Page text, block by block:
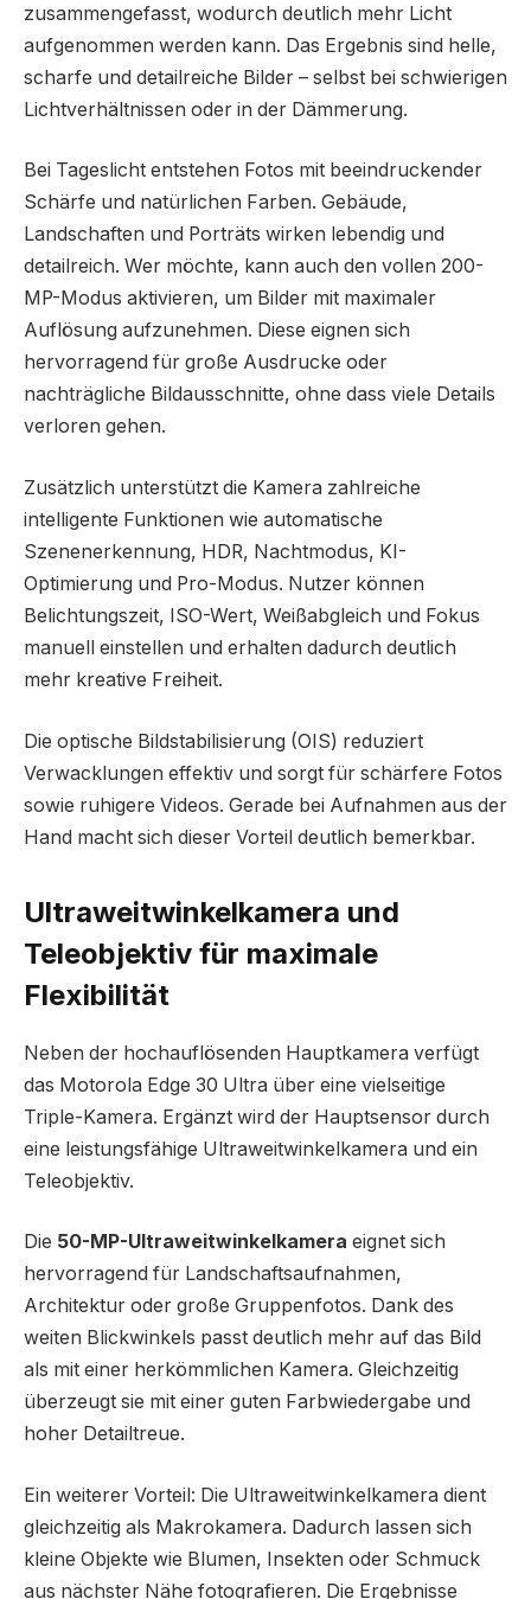
zusammengefasst, wodurch deutlich mehr Licht
aufgenommen werden kann. Das Ergebnis sind helle,
scharfe und detailreiche Bilder – selbst bei schwierigen
Lichtverhältnissen oder in der Dämmerung.
Bei Tageslicht entstehen Fotos mit beeindruckender
Schärfe und natürlichen Farben. Gebäude,
Landschaften und Porträts wirken lebendig und
detailreich. Wer möchte, kann auch den vollen 200-
MP-Modus aktivieren, um Bilder mit maximaler
Auflösung aufzunehmen. Diese eignen sich
hervorragend für große Ausdrucke oder
nachträgliche Bildausschnitte, ohne dass viele Details
verloren gehen.
Zusätzlich unterstützt die Kamera zahlreiche
intelligente Funktionen wie automatische
Szenenerkennung, HDR, Nachtmodus, KI-
Optimierung und Pro-Modus. Nutzer können
Belichtungszeit, ISO-Wert, Weißabgleich und Fokus
manuell einstellen und erhalten dadurch deutlich
mehr kreative Freiheit.
Die optische Bildstabilisierung (OIS) reduziert
Verwacklungen effektiv und sorgt für schärfere Fotos
sowie ruhigere Videos. Gerade bei Aufnahmen aus der
Hand macht sich dieser Vorteil deutlich bemerkbar.
Ultraweitwinkelkamera und
Teleobjektiv für maximale
Flexibilität
Neben der hochauflösenden Hauptkamera verfügt
das Motorola Edge 30 Ultra über eine vielseitige
Triple-Kamera. Ergänzt wird der Hauptsensor durch
eine leistungsfähige Ultraweitwinkelkamera und ein
Teleobjektiv.
Die 50-MP-Ultraweitwinkelkamera eignet sich
hervorragend für Landschaftsaufnahmen,
Architektur oder große Gruppenfotos. Dank des
weiten Blickwinkels passt deutlich mehr auf das Bild
als mit einer herkömmlichen Kamera. Gleichzeitig
überzeugt sie mit einer guten Farbwiedergabe und
hoher Detailtreue.
Ein weiterer Vorteil: Die Ultraweitwinkelkamera dient
gleichzeitig als Makrokamera. Dadurch lassen sich
kleine Objekte wie Blumen, Insekten oder Schmuck
aus nächster Nähe fotografieren. Die Ergebnisse